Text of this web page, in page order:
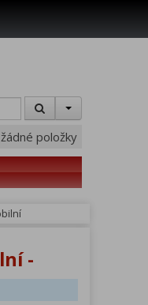
položky
-